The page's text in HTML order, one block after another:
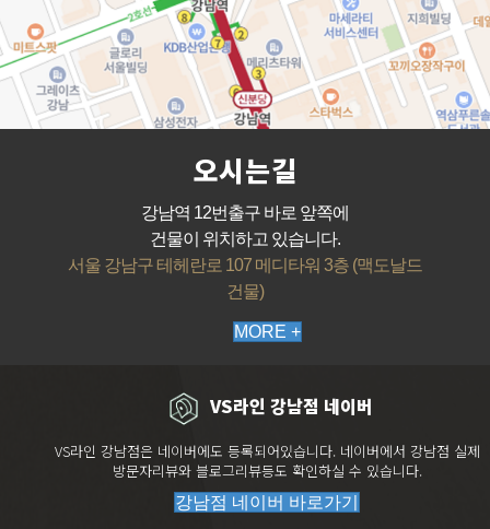
오시는길
강남역 12번출구 바로 앞쪽에
건물이 위치하고 있습니다.
서울 강남구 테헤란로 107 메디타워 3층 (맥도날드
건물)
MORE +
VS라인 강남점 네이버
VS라인 강남점은 네이버에도 등록되어있습니다. 네이버에서 강남점 실제
방문자리뷰와 블로그리뷰등도 확인하실 수 있습니다.
강남점 네이버 바로가기